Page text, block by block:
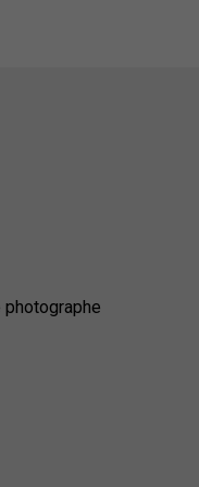
photographe